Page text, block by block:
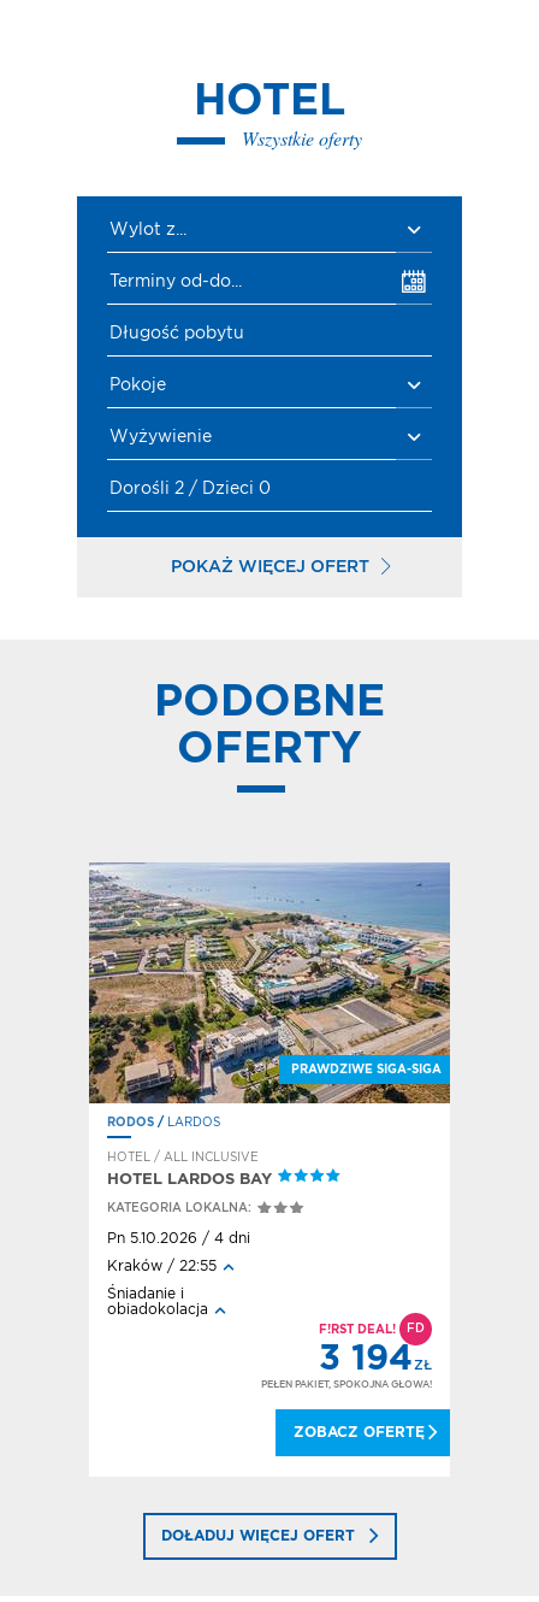
HOTEL
Wszystkie oferty
Wylot z...
Terminy od-do...
Długość pobytu
Pokoje
Wyżywienie
Dorośli 2 / Dzieci 0
POKAŻ WIĘCEJ OFERT
PODOBNE
OFERTY
PRAWDZIWE SIGA-SIGA
RODOS / LARDOS
HOTEL / ALL INCLUSIVE
HOTEL LARDOS BAY
KATEGORIA LOKALNA:
Pn 5.10.2026 / 4 dni
Kraków / 22:55
Śniadanie i
obiadokolacja
F!RST DEAL! FD
3 194ZŁ
PEŁEN PAKIET, SPOKOJNA GŁOWA!
ZOBACZ OFERTĘ
DOŁADUJ WIĘCEJ OFERT